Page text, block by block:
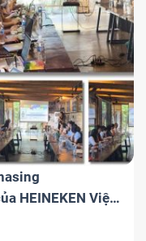
HEINEKEN Việt